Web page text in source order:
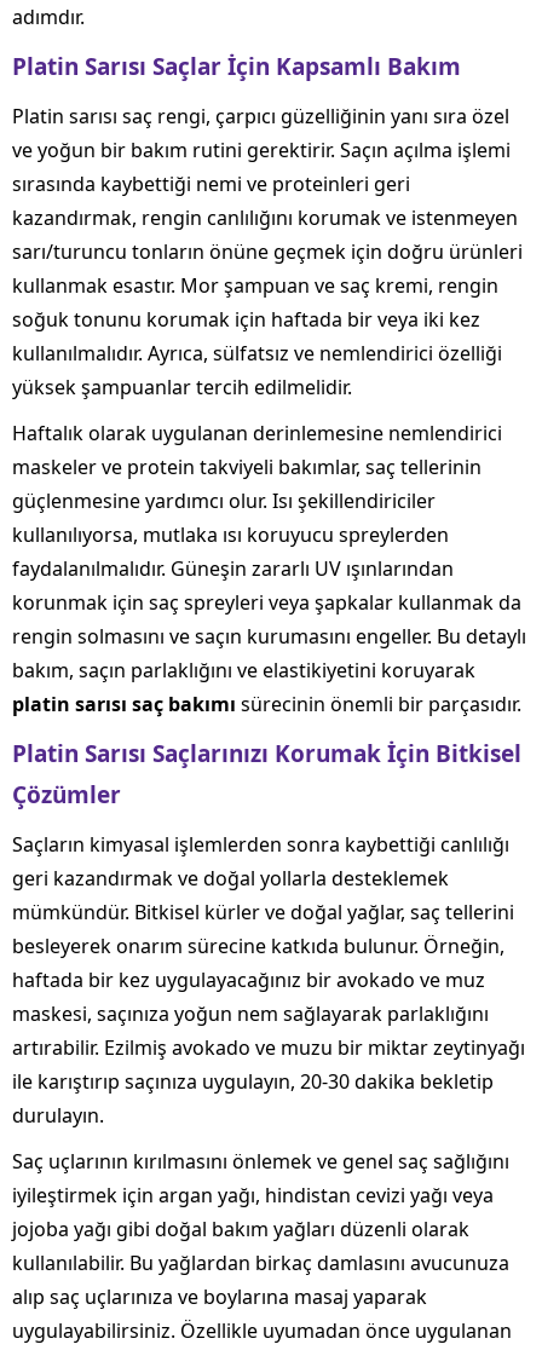
adımdır.
Platin Sarısı Saçlar İçin Kapsamlı Bakım
Platin sarısı saç rengi, çarpıcı güzelliğinin yanı sıra özel
ve yoğun bir bakım rutini gerektirir. Saçın açılma işlemi
sırasında kaybettiği nemi ve proteinleri geri
kazandırmak, rengin canlılığını korumak ve istenmeyen
sarı/turuncu tonların önüne geçmek için doğru ürünleri
kullanmak esastır. Mor şampuan ve saç kremi, rengin
soğuk tonunu korumak için haftada bir veya iki kez
kullanılmalıdır. Ayrıca, sülfatsız ve nemlendirici özelliği
yüksek şampuanlar tercih edilmelidir.
Haftalık olarak uygulanan derinlemesine nemlendirici
maskeler ve protein takviyeli bakımlar, saç tellerinin
güçlenmesine yardımcı olur. Isı şekillendiriciler
kullanılıyorsa, mutlaka ısı koruyucu spreylerden
faydalanılmalıdır. Güneşin zararlı UV ışınlarından
korunmak için saç spreyleri veya şapkalar kullanmak da
rengin solmasını ve saçın kurumasını engeller. Bu detaylı
bakım, saçın parlaklığını ve elastikiyetini koruyarak
platin sarısı saç bakımı sürecinin önemli bir parçasıdır.
Platin Sarısı Saçlarınızı Korumak İçin Bitkisel
Çözümler
Saçların kimyasal işlemlerden sonra kaybettiği canlılığı
geri kazandırmak ve doğal yollarla desteklemek
mümkündür. Bitkisel kürler ve doğal yağlar, saç tellerini
besleyerek onarım sürecine katkıda bulunur. Örneğin,
haftada bir kez uygulayacağınız bir avokado ve muz
maskesi, saçınıza yoğun nem sağlayarak parlaklığını
artırabilir. Ezilmiş avokado ve muzu bir miktar zeytinyağı
ile karıştırıp saçınıza uygulayın, 20-30 dakika bekletip
durulayın.
Saç uçlarının kırılmasını önlemek ve genel saç sağlığını
iyileştirmek için argan yağı, hindistan cevizi yağı veya
jojoba yağı gibi doğal bakım yağları düzenli olarak
kullanılabilir. Bu yağlardan birkaç damlasını avucunuza
alıp saç uçlarınıza ve boylarına masaj yaparak
uygulayabilirsiniz. Özellikle uyumadan önce uygulanan